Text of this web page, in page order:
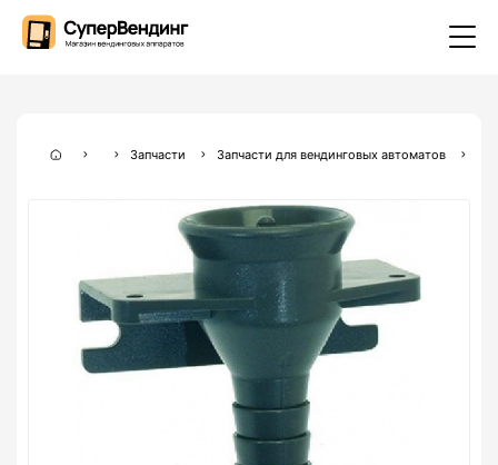
Запчасти Запчасти для вендинговых автоматов